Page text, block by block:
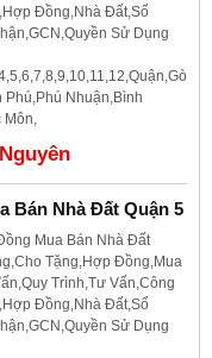
Đồng,Nhà Đất,Sổ
Sử Dụng
Phú,Phú Nhuận,Bình
Bán Nhà Đất Quận 5
Mua Bán Nhà Đất
Tặng,Hợp Đồng,Mua
Trình,Tư Vấn,Công
Đồng,Nhà Đất,Sổ
Sử Dụng